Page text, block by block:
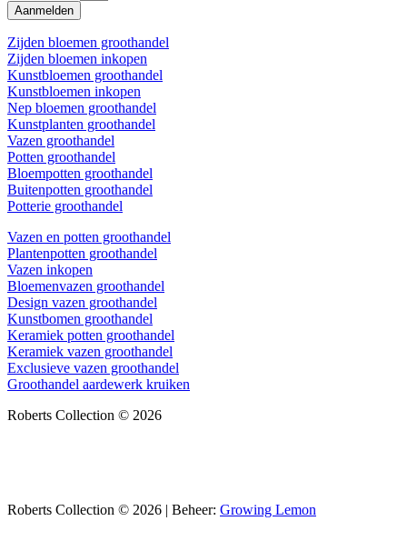
Aanmelden
Zijden bloemen groothandel
Zijden bloemen inkopen
Kunstbloemen groothandel
Kunstbloemen inkopen
Nep bloemen groothandel
Kunstplanten groothandel
Vazen groothandel
Potten groothandel
Bloempotten groothandel
Buitenpotten groothandel
Potterie groothandel
Vazen en potten groothandel
Plantenpotten groothandel
Vazen inkopen
Bloemenvazen groothandel
Design vazen groothandel
Kunstbomen groothandel
Keramiek potten groothandel
Keramiek vazen groothandel
Exclusieve vazen groothandel
Groothandel aardewerk kruiken
Roberts Collection © 2026
Roberts Collection © 2026 | Beheer: Growing Lemon